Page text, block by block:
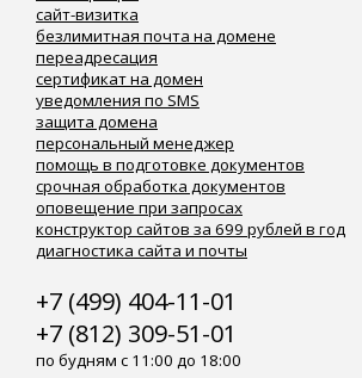
сайт-визитка
безлимитная почта на домене
переадресация
сертификат на домен
уведомления по SMS
защита домена
персональный менеджер
помощь в подготовке документов
срочная обработка документов
оповещение при запросах
конструктор сайтов за 699 рублей в год
диагностика сайта и почты
+7 (499) 404-11-01
+7 (812) 309-51-01
по будням с 11:00 до 18:00